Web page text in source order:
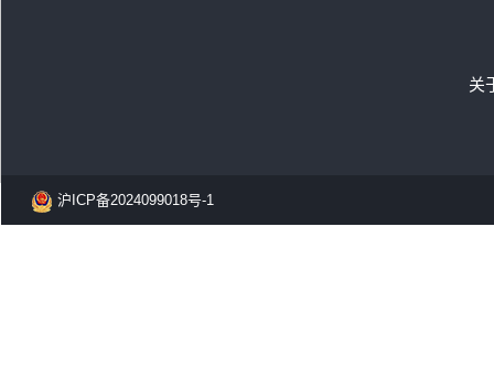
关
沪ICP备2024099018号-1